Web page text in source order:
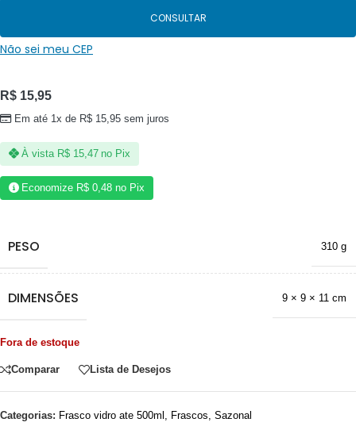
CONSULTAR
Não sei meu CEP
R$ 15,95
Em até 1x de R$ 15,95 sem juros
À vista R$15,47 no Pix
Economize R$ 0,48 no Pix
PESO 310 g
DIMENSÕES 9 × 9 × 11 cm
Fora de estoque
Comparar Lista de Desejos
Categorias: Frasco vidro ate 500ml Frascos Sazonal